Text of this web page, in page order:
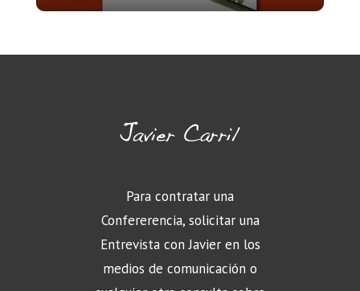
Para contratar una
Confererencia, solicitar una
Entrevista con Javier en los
medios de comunicación o